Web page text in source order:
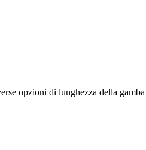
opzioni di lunghezza della